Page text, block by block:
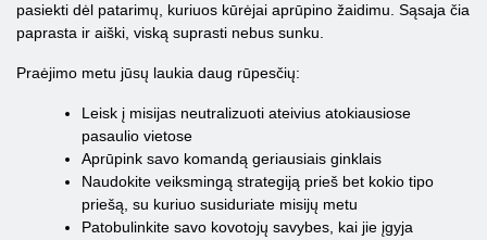
pasiekti dėl patarimų, kuriuos kūrėjai aprūpino žaidimu. Sąsaja čia
paprasta ir aiški, viską suprasti nebus sunku.
Praėjimo metu jūsų laukia daug rūpesčių:
Leisk į misijas neutralizuoti ateivius atokiausiose
pasaulio vietose
Aprūpink savo komandą geriausiais ginklais
Naudokite veiksmingą strategiją prieš bet kokio tipo
priešą, su kuriuo susiduriate misijų metu
Patobulinkite savo kovotojų savybes, kai jie įgyja